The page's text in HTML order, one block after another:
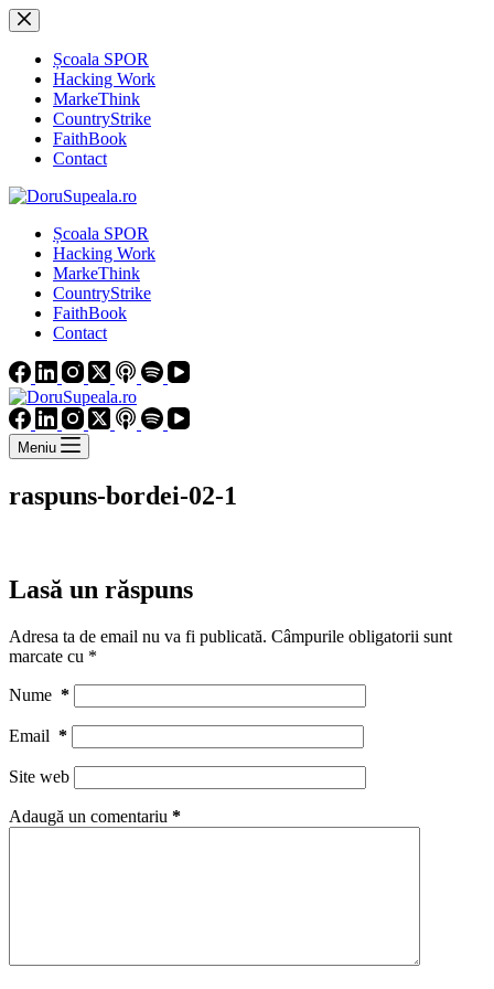
Sari
la
conținutȘcoala SPOR
Hacking Work
MarkeThink
CountryStrike
FaithBook
Contact
Școala SPOR
Hacking Work
MarkeThink
CountryStrike
FaithBook
Contact
Meniu
raspuns-bordei-02-1
Lasă un răspuns
Adresa ta de email nu va fi publicată. Câmpurile obligatorii sunt
marcate cu *
Nume *
Email *
Site web
Adaugă un comentariu *